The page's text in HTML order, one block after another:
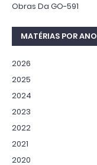
Obras Da GO-591
MATÉRIAS POR ANO
2026
2025
2024
2023
2022
2021
2020